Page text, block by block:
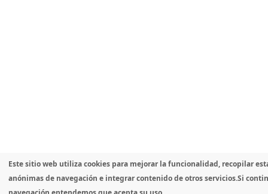
Este sitio web utiliza cookies para mejorar la funcionalidad, recopilar
anónimas de navegación e integrar contenido de otros servicios.Si